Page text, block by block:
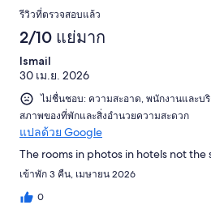
รีวิวที่ตรวจสอบแล้ว
2/10 แย่มาก
Ismail
30 เม.ย. 2026
ไม่ชื่นชอบ: ความสะอาด, พนักงานและบ
สภาพของที่พักและสิ่งอำนวยความสะดวก
แปลด้วย Google
The rooms in photos in hotels not the
เข้าพัก 3 คืน, เมษายน 2026
0